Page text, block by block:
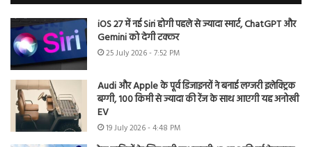
iOS 27 में नई Siri होगी पहले से ज्यादा स्मार्ट, ChatGPT और
Gemini को देगी टक्कर
25 July 2026 - 7:52 PM
Audi और Apple के पूर्व डिजाइनरों ने बनाई लग्जरी इलेक्ट्रिक
बग्गी, 100 किमी से ज्यादा की रेंज के साथ आएगी यह अनोखी
EV
19 July 2026 - 4:48 PM